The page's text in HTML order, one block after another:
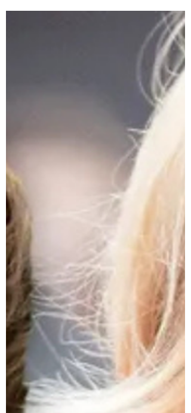
家語言文字規範」的簡體字作答。學校強調，
繁體字仍是教學主流，此舉只是為了營造「共
融、公平」的學習環境，照顧不同學生背景。
雖然通告一出，教育界與家長群體即時嘩然，
但又如何？ 根據校方說法，這項措施主要針
對近年新移民學生人數上升的情況。這些學生
來自內地，從小以簡體字學習，若在評核時因
書寫方式不同而被扣分，未免顯得不公。學校
引用教育局及考評局指引指出，公開考試評分
重點在內容與語言運用，而非字形本身，因此
認為小學層面也可比照執行。 理論上，這種
「從學生需要出發」的做法聽起來合理。香港
的教育一直強調多元與共融，學校想顧及新移
民學生，出發點無可厚非。但教育不僅是評
分，更是文化與語文根基的建立過程。在基礎
教育階段放寬書寫要求，是否會削弱繁體字教
育的穩定性？這就是爭議的核心。 融合與稀
釋的一線之隔 繁體字在香港的角色不只是書
寫工具，而是一種文化象徵。它代表了香港與
華文世界的歷史延續，也是許多家長選擇讓孩
子在港接受教育的原因之一。過去不少內